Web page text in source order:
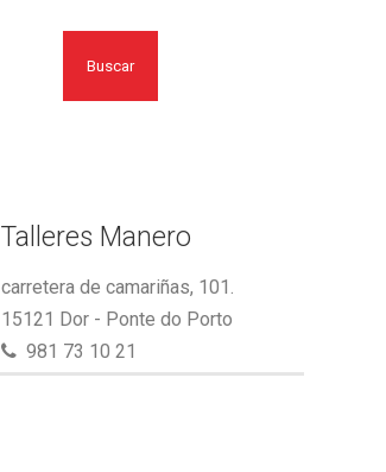
Buscar
Talleres Manero
carretera de camariñas, 101.
15121 Dor - Ponte do Porto
981 73 10 21